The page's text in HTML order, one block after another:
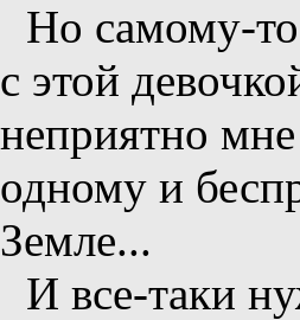
Но самому-то
с этой
неприятно
одному и
Земле...
И все-таки